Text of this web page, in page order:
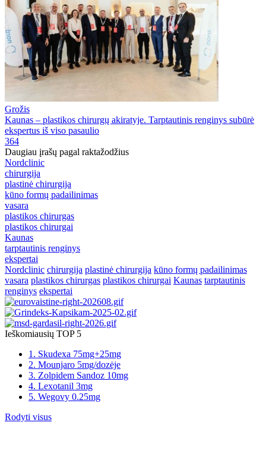
Grožis
Kaunas – plastikos chirurgų akiratyje. Tarptautinis renginys subūrė
ekspertus iš viso pasaulio
364
Daugiau įrašų pagal raktažodžius
Nordclinic
chirurgija
plastinė chirurgija
kūno formų padailinimas
vasara
plastikos chirurgas
plastikos chirurgai
Kaunas
tarptautinis renginys
ekspertai
Nordclinic chirurgija plastinė chirurgija kūno formų padailinimas
vasara plastikos chirurgas plastikos chirurgai Kaunas tarptautinis
renginys ekspertai
Ieškomiausių TOP 5
1. Skudexa 75mg+25mg
2. Mounjaro 5mg/dozėje
3. Zolpidem Sandoz 10mg
4. Lexotanil 3mg
5. Wegovy 0.25mg
Rodyti visus